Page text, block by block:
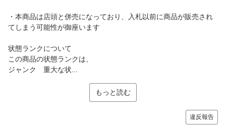
・本商品は店頭と併売になっており、入札以前に商品が販売され
てしまう可能性が御座います
状態ランクについて
この商品の状態ランクは、
ジャンク 重大な状...
もっと読む
違反報告